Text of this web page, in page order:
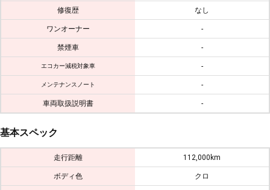
修復歴 なし
ワンオーナー -
禁煙車 -
エコカー減税対象車 -
メンテナンスノート -
車両取扱説明書 -
基本スペック
走行距離 112,000km
ボディ色 クロ